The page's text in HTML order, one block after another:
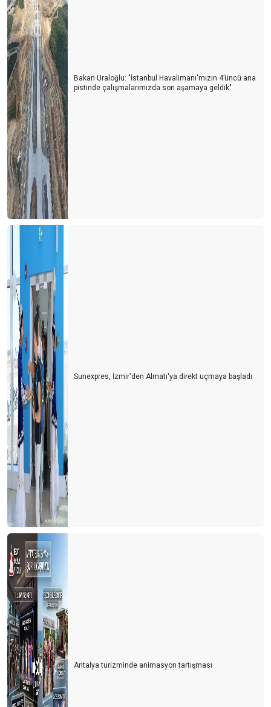
Bakan Uraloğlu: "İstanbul Havalimanı'mızın 4’üncü ana
pistinde çalışmalarımızda son aşamaya geldik"
Sunexpres, İzmir'den Almatı'ya direkt uçmaya başladı
Antalya turizminde animasyon tartışması